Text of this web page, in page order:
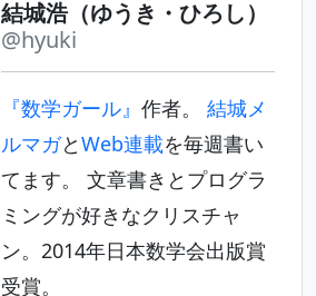
結城浩（ゆうき・ひろし）
@hyuki
『数学ガール』 作者。 結城メ
ルマガとWeb連載を毎週書い
てます。 文章書きとプログラ
ミングが好きなクリスチャ
ン。2014年日本数学会出版賞
受賞。